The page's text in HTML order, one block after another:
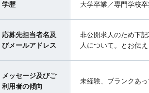
学歴 大学卒業／専門学校
応募先担当者名及
びメールアドレス
非公開求人のため下
人について。とお伝え
メッセージ及びご
利用者の傾向
未経験、ブランクあ